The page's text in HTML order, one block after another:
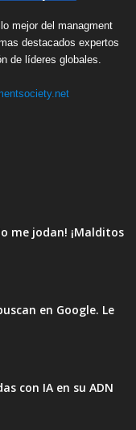
mejor del managment
destacados expertos
de líderes globales.
me jodan! ¡Malditos
en Google. Le
con IA en su ADN